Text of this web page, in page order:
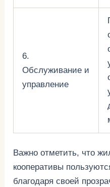
6.
Обслуживание и
управление
Важно отметить, что
кооперативы
благодаря своей